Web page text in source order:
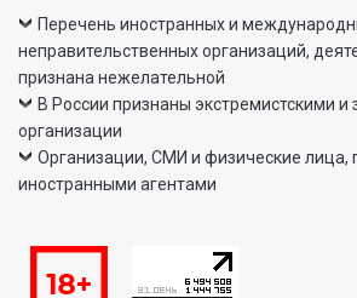
Перечень иностранных и
неправительственных организаций,
признана нежелательной
В России признаны экстремистскими
организации
Организации, СМИ и физические лица,
иностранными агентами